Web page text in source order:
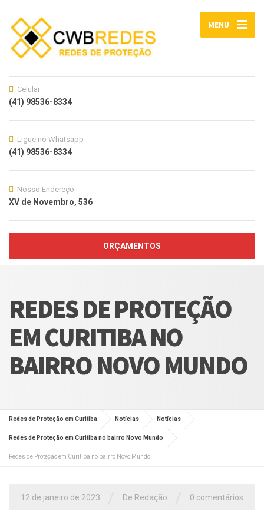
MENU
Celular
(41) 98536-8334
Ligue no Whatsapp
(41) 98536-8334
Nosso Endereço
XV de Novembro, 536
ORÇAMENTOS
REDES DE PROTEÇÃO
EM CURITIBA NO
BAIRRO NOVO MUNDO
Redes de Proteção em Curitiba Notícias Notícias
Redes de Proteção em Curitiba no bairro Novo Mundo
Redes de Proteção em Curitiba no bairro Novo Mundo
12 de janeiro de 2023 De Redação 0 comentários